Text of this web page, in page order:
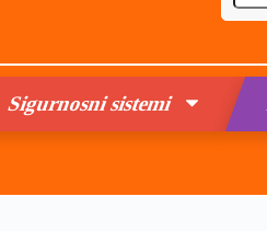
Sigurnosni sistemi